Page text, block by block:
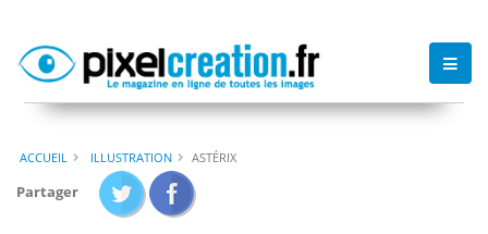
ACCUEIL ILLUSTRATION ASTÉRIX
Partager